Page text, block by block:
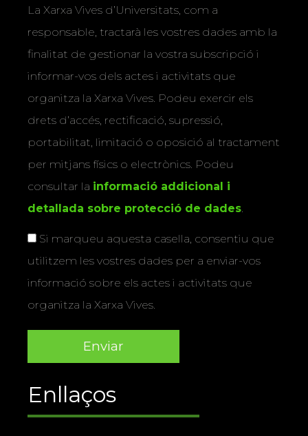
La Xarxa Vives d’Universitats, com a
responsable, tractarà les vostres dades amb la
finalitat de gestionar la vostra subscripció i
informar-vos dels actes i activitats que
organitza la Xarxa Vives. Podeu exercir els
drets d’accés, rectificació, supressió,
portabilitat, limitació o oposició al tractament
per mitjans físics o electrònics. Podeu
consultar la informació addicional i
detallada sobre protecció de dades.
Si marqueu aquesta casella, consentiu que
utilitzem les vostres dades per a enviar-vos
informació sobre els actes i activitats que
organitza la Xarxa Vives.
Enllaços